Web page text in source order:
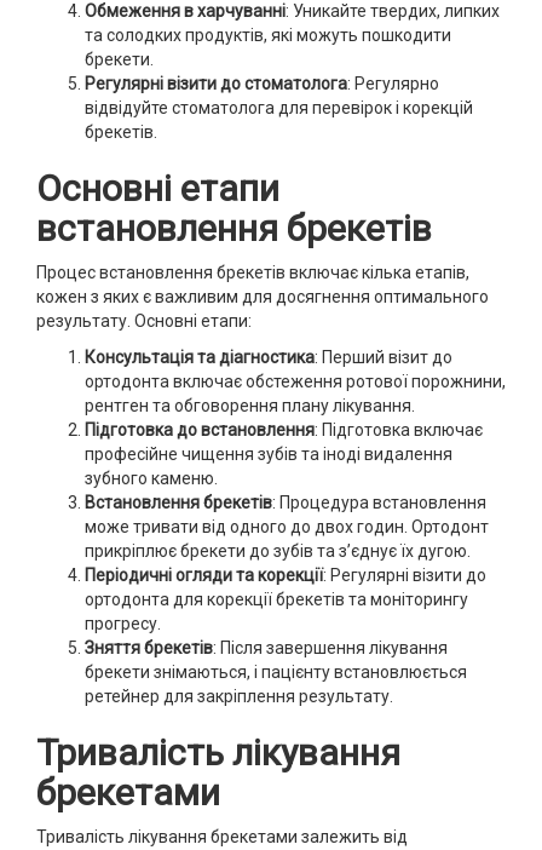
Обмеження в харчуванні: Уникайте твердих, липких
та солодких продуктів, які можуть пошкодити
брекети.
Регулярні візити до стоматолога: Регулярно
відвідуйте стоматолога для перевірок і корекцій
брекетів.
Основні етапи
встановлення брекетів
Процес встановлення брекетів включає кілька етапів,
кожен з яких є важливим для досягнення оптимального
результату. Основні етапи:
Консультація та діагностика: Перший візит до
ортодонта включає обстеження ротової порожнини,
рентген та обговорення плану лікування.
Підготовка до встановлення: Підготовка включає
професійне чищення зубів та іноді видалення
зубного каменю.
Встановлення брекетів: Процедура встановлення
може тривати від одного до двох годин. Ортодонт
прикріплює брекети до зубів та з’єднує їх дугою.
Періодичні огляди та корекції: Регулярні візити до
ортодонта для корекції брекетів та моніторингу
прогресу.
Зняття брекетів: Після завершення лікування
брекети знімаються, і пацієнту встановлюється
ретейнер для закріплення результату.
Тривалість лікування
брекетами
Тривалість лікування брекетами залежить від